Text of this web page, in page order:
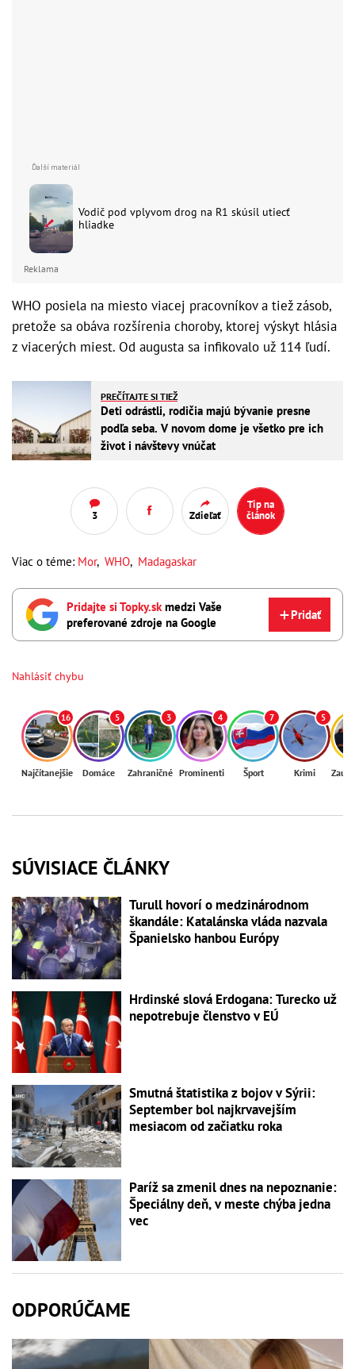
Vodič pod vplyvom drog na R1 skúsil utiecť
hliadke
Reklama
WHO posiela na miesto viacej pracovníkov a tiež zásob,
pretože sa obáva rozšírenia choroby, ktorej výskyt hlásia
z viacerých miest. Od augusta sa infikovalo už 114 ľudí.
PREČÍTAJTE SI TIEŽ
Deti odrástli, rodičia majú bývanie presne
podľa seba. V novom dome je všetko pre ich
život i návštevy vnúčat
3 Zdieľať
Tip na
článok
Viac o téme: Mor, WHO, Madagaskar
Pridajte si Topky.skmedzi Vaše
preferované zdroje na Google
Pridať
Nahlásiť chybu
16
Najčítanejšie
5
Domáce
3
Zahraničné
4
Prominenti
7
Šport
5
Krimi
SÚVISIACE ČLÁNKY
Turull hovorí o medzinárodnom
škandále: Katalánska vláda nazvala
Španielsko hanbou Európy
Hrdinské slová Erdogana: Turecko už
nepotrebuje členstvo v EÚ
Smutná štatistika z bojov v Sýrii:
September bol najkrvavejším
mesiacom od začiatku roka
Paríž sa zmenil dnes na nepoznanie:
Špeciálny deň, v meste chýba jedna
vec
ODPORÚČAME